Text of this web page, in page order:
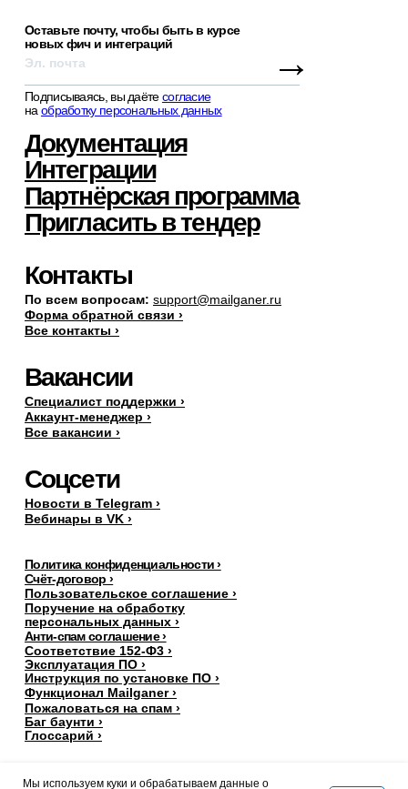
Политика конфиденциальности ›
Счёт-договор ›
Поручение на обработку
персональных данных ›
Пользовательское соглашение ›
Соответствие 152-Ф3 ›
Эксплуатация ПО ›
Инструкция по установке ПО ›
Функционал Mailganer ›
Анти-спам соглашение ›
Оставьте почту, чтобы быть в курсе
новых фич и интеграций
Подписываясь, вы даётесогласие
на обработку персональных данных
Интеграции
Документация
Партнёрская программа
Пригласить в тендер
→
Глоссарий ›
Баг баунти ›
Новости в Telegram ›
По всем вопросам:
Все вакансии ›
Аккаунт-менеджер ›
Специалист поддержки ›
Вакансии
Контакты
support@mailganer.ru
Все контакты ›
Соцсети
Вебинары в VK ›
Форма обратной связи ›
Пожаловаться на спам ›
Мы используем куки и обрабатываем данные о